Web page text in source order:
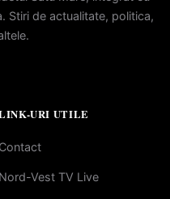
Stiri de actualitate, politica,
URI UTILE
Contact
Nord-Vest TV Live